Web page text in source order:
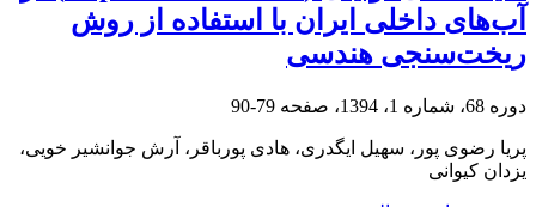
آب‌های داخلی ایران با استفاده از روش
ریخت‌سنجی هندسی
دوره 68، شماره 1، 1394، صفحه 79-90
پریا رضوی پور، سهیل ایگدری، هادی پورباقر، آرش جوانشیر خویی،
یزدان کیوانی